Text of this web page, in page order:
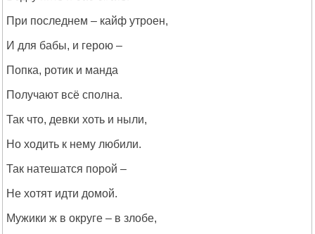
При последнем – кайф утроен,
И для бабы, и герою –
Попка, ротик и манда
Получают всё сполна.
Так что, девки хоть и ныли,
Но ходить к нему любили.
Так натешатся порой –
Не хотят идти домой.
Мужики ж в округе – в злобе,